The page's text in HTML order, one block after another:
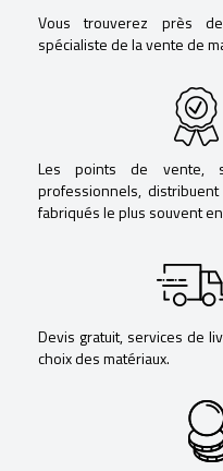
Vous trouverez près
spécialiste de la vente de
Les points de vente,
professionnels,
fabriqués le plus souvent
Devis gratuit, services de
choix des matériaux.